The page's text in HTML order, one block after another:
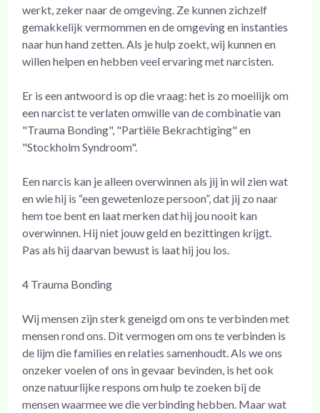
werkt, zeker naar de omgeving. Ze kunnen zichzelf
gemakkelijk vermommen en de omgeving en instanties
naar hun hand zetten. Als je hulp zoekt, wij kunnen en
willen helpen en hebben veel ervaring met narcisten.
Er is een antwoord is op die vraag: het is zo moeilijk om
een narcist te verlaten omwille van de combinatie van
"Trauma Bonding", "Partiële Bekrachtiging" en
"Stockholm Syndroom".
Een narcis kan je alleen overwinnen als jij in wil zien wat
en wie hij is “een gewetenloze persoon”, dat jij zo naar
hem toe bent en laat merken dat hij jou nooit kan
overwinnen. Hij niet jouw geld en bezittingen krijgt.
Pas als hij daarvan bewust is laat hij jou los.
4 Trauma Bonding
Wij mensen zijn sterk geneigd om ons te verbinden met
mensen rond ons. Dit vermogen om ons te verbinden is
de lijm die families en relaties samenhoudt. Als we ons
onzeker voelen of ons in gevaar bevinden, is het ook
onze natuurlijke respons om hulp te zoeken bij de
mensen waarmee we die verbinding hebben. Maar wat